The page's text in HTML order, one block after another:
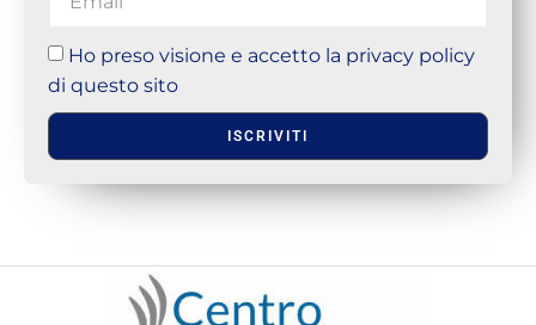
Ho preso visione e accetto la privacy policy
di questo sito
ISCRIVITI